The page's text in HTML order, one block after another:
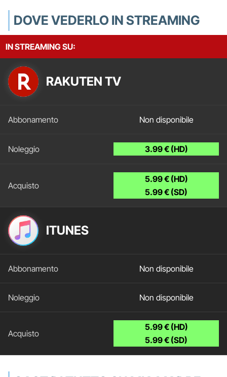
DOVE VEDERLO IN STREAMING
IN STREAMING SU:
RAKUTEN TV
Non disponibile
3.99 € (HD)
5.99 € (HD)
5.99 € (SD)
ITUNES
Non disponibile
Non disponibile
5.99 € (HD)
5.99 € (SD)